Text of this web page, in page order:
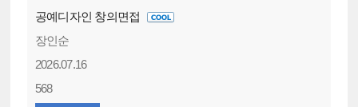
공예디자인 창의면접
장인순
2026.07.16
568